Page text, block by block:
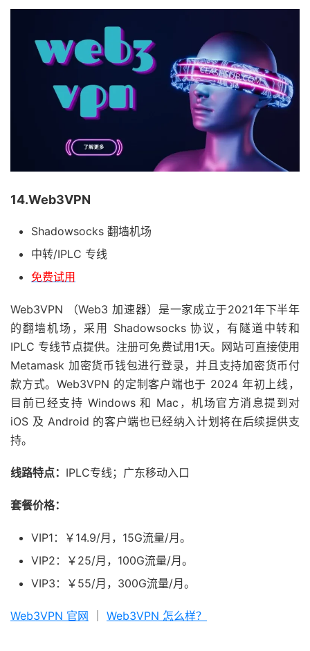
14.Web3VPN
Shadowsocks 翻墙机场
中转/IPLC 专线
免费试用
Web3VPN （Web3 加速器）是一家成立于2021年下半年
的翻墙机场，采用 Shadowsocks 协议，有隧道中转和
IPLC 专线节点提供。注册可免费试用1天。网站可直接使用
Metamask 加密货币钱包进行登录，并且支持加密货币付
款方式。Web3VPN 的定制客户端也于 2024 年初上线，
目前已经支持 Windows 和 Mac，机场官方消息提到对
iOS 及 Android 的客户端也已经纳入计划将在后续提供支
持。
线路特点： IPLC专线；广东移动入口
套餐价格：
VIP1：￥14.9/月，15G流量/月。
VIP2：￥25/月，100G流量/月。
VIP3：￥55/月，300G流量/月。
Web3VPN 官网 Web3VPN 怎么样？